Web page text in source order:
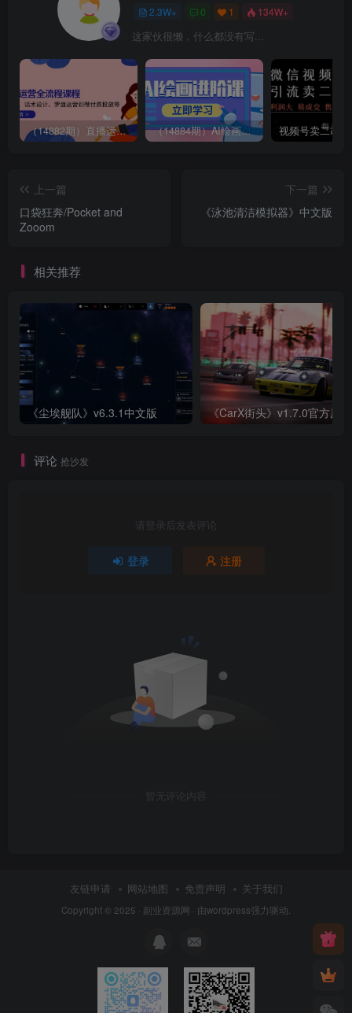
2.3W+ 0 1 134W+
这家伙很懒，什么都没有写...
（14882期）直播运营全流程课程-5月更新：从起号、话术设计、罗盘运营到微付费投放等 （14884期）AI绘画进阶课，涵盖电商摄影等多领域，PS操作与AI工具使用全面教学
上一篇
口袋狂奔/Pocket and
Zooom
下一篇
《泳池清洁模拟器》中文版
相关推荐
《尘埃舰队》v6.3.1中文版 《CarX街头》v1.7.0官方原版
评论 抢沙发
请登录后发表评论
登录 注册
暂无评论内容
友链申请 网站地图 免责声明 关于我们
Copyright © 2025 · 副业资源网 · 由wordpress强力驱动.